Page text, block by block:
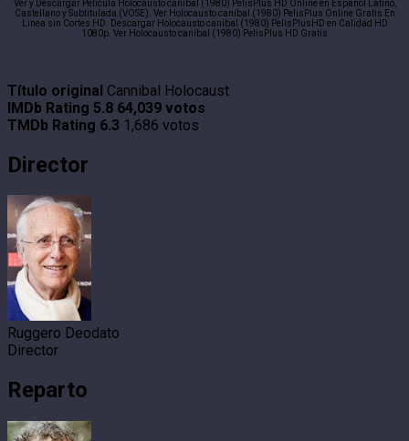
Ver y Descargar Pelicula Holocausto caníbal (1980) PelisPlus HD Online en Español Latino,
Castellano y Subtitulada (VOSE). Ver Holocausto caníbal (1980) PelisPlus Online Gratis En
Linea sin Cortes HD. Descargar Holocausto caníbal (1980) PelisPlusHD en Calidad HD
1080p. Ver Holocausto caníbal (1980) PelisPlus HD Gratis
Título original Cannibal Holocaust
IMDb Rating 5.8 64,039 votos
TMDb Rating 6.3 1,686 votos
Director
Ruggero Deodato
Director
Reparto